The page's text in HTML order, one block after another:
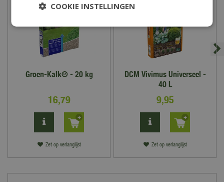
Groen-Kalk® - 20 kg
16,79
Zet op verlanglijst
DCM Vivimus Universeel -
40 L
9,95
Zet op verlanglijst
COOKIE INSTELLINGEN